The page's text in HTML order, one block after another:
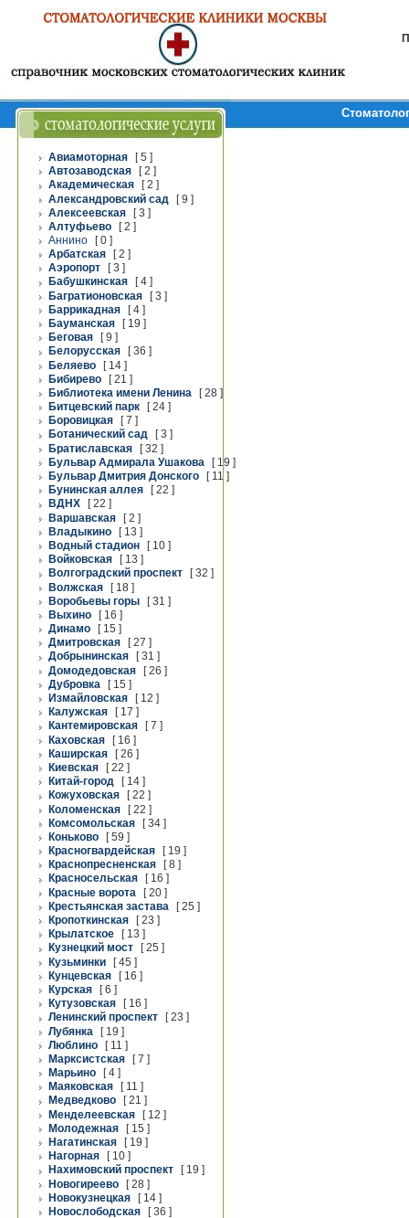
Авиамоторная
[ 5 ]
Автозаводская
[ 2 ]
Академическая
[ 2 ]
Александровский сад
[ 9 ]
Алексеевская
[ 3 ]
Алтуфьево
[ 2 ]
Аннино
[ 0 ]
Арбатская
[ 2 ]
Аэропорт
[ 3 ]
Бабушкинская
[ 4 ]
Багратионовская
[ 3 ]
Баррикадная
[ 4 ]
Бауманская
[ 19 ]
Беговая
[ 9 ]
Белорусская
[ 36 ]
Беляево
[ 14 ]
Бибирево
[ 21 ]
Библиотека имени Ленина
[ 28 ]
Битцевский парк
[ 24 ]
Боровицкая
[ 7 ]
Ботанический сад
[ 3 ]
Братиславская
[ 32 ]
Бульвар Адмирала Ушакова
[ 19 ]
Бульвар Дмитрия Донского
[ 11 ]
Бунинская аллея
[ 22 ]
ВДНХ
[ 22 ]
Варшавская
[ 2 ]
Владыкино
[ 13 ]
Водный стадион
[ 10 ]
Войковская
[ 13 ]
Волгоградский проспект
[ 32 ]
Волжская
[ 18 ]
Воробьевы горы
[ 31 ]
Выхино
[ 16 ]
Динамо
[ 15 ]
Дмитровская
[ 27 ]
Добрынинская
[ 31 ]
Домодедовская
[ 26 ]
Дубровка
[ 15 ]
Измайловская
[ 12 ]
Калужская
[ 17 ]
Кантемировская
[ 7 ]
Каховская
[ 16 ]
Каширская
[ 26 ]
Киевская
[ 22 ]
Китай-город
[ 14 ]
Кожуховская
[ 22 ]
Коломенская
[ 22 ]
Комсомольская
[ 34 ]
Коньково
[ 59 ]
Красногвардейская
[ 19 ]
Краснопресненская
[ 8 ]
Красносельская
[ 16 ]
Красные ворота
[ 20 ]
Крестьянская застава
[ 25 ]
Кропоткинская
[ 23 ]
Крылатское
[ 13 ]
Кузнецкий мост
[ 25 ]
Кузьминки
[ 45 ]
Кунцевская
[ 16 ]
Курская
[ 6 ]
Кутузовская
[ 16 ]
Ленинский проспект
[ 23 ]
Лубянка
[ 19 ]
Люблино
[ 11 ]
Марксистская
[ 7 ]
Марьино
[ 4 ]
Маяковская
[ 11 ]
Медведково
[ 21 ]
Менделеевская
[ 12 ]
Молодежная
[ 15 ]
Нагатинская
[ 19 ]
Нагорная
[ 10 ]
Нахимовский проспект
[ 19 ]
Новогиреево
[ 28 ]
Новокузнецкая
[ 14 ]
Новослободская
[ 36 ]